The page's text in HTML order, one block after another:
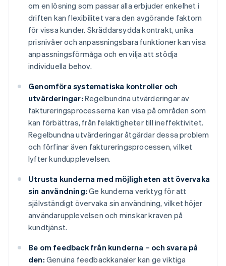
om en lösning som passar alla erbjuder enkelhet i
driften kan flexibilitet vara den avgörande faktorn
för vissa kunder. Skräddarsydda kontrakt, unika
prisnivåer och anpassningsbara funktioner kan visa
anpassningsförmåga och en vilja att stödja
individuella behov.
Genomföra systematiska kontroller och
utvärderingar: Regelbundna utvärderingar av
faktureringsprocesserna kan visa på områden som
kan förbättras, från felaktigheter till ineffektivitet.
Regelbundna utvärderingar åtgärdar dessa problem
och förfinar även faktureringsprocessen, vilket
lyfter kundupplevelsen.
Utrusta kunderna med möjligheten att övervaka
sin användning: Ge kunderna verktyg för att
självständigt övervaka sin användning, vilket höjer
användarupplevelsen och minskar kraven på
kundtjänst.
Be om feedback från kunderna – och svara på
den: Genuina feedbackkanaler kan ge viktiga